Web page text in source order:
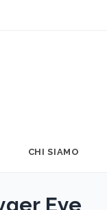
CHI SIAMO
Eye